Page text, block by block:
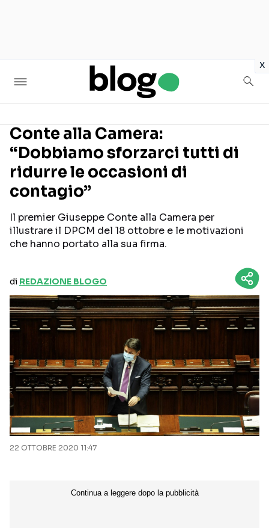
x
Seguici sui social
Conte alla Camera:
“Dobbiamo sforzarci tutti di
ridurre le occasioni di
contagio”
Il premier Giuseppe Conte alla Camera per
illustrare il DPCM del 18 ottobre e le motivazioni
che hanno portato alla sua firma.
di REDAZIONE BLOGO
22 OTTOBRE 2020 11:47